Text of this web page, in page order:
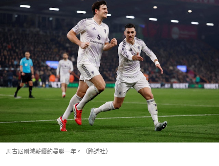
馬古尼剛減薪續約曼聯一年。（路透社）